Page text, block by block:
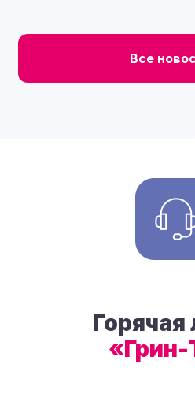
Все
Горячая
«Грин-